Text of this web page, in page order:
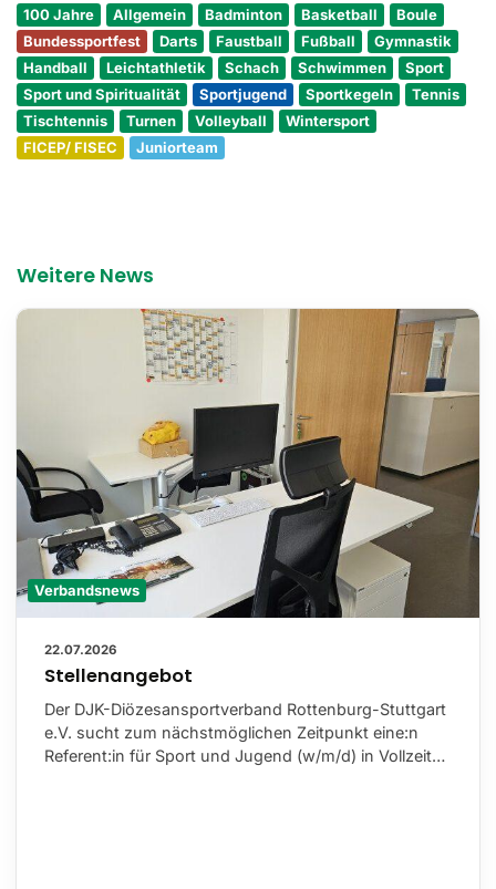
100 Jahre Allgemein Badminton Basketball
Boule
Bundessportfest
Darts Faustball Fußball
Gymnastik
Handball
Leichtathletik Schach Schwimmen
Sport
Sport und Spiritualität
Sportjugend Sportkegeln
Tennis
Tischtennis
Turnen Volleyball
Wintersport
FICEP/ FISEC
Juniorteam
Weitere News
Verbandsnews
22.07.2026
Stellenangebot
Der DJK-Diözesansportverband Rottenburg-Stuttgart
e.V. sucht zum nächstmöglichen Zeitpunkt eine:n
Referent:in für Sport und Jugend (w/m/d) in Vollzeit…